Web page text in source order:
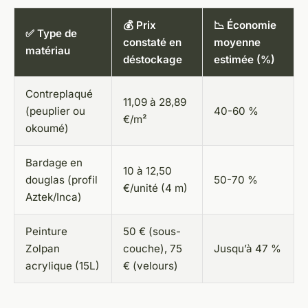
✅ Type de
matériau
💰 Prix
constaté en
déstockage
📉 Économie
moyenne
estimée (%)
Contreplaqué
(peuplier ou
okoumé)
11,09 à 28,89
€/m²
40-60 %
Bardage en
douglas (profil
Aztek/Inca)
10 à 12,50
€/unité (4 m)
50-70 %
Peinture
Zolpan
acrylique (15L)
50 € (sous-
couche), 75
€ (velours)
Jusqu’à 47 %